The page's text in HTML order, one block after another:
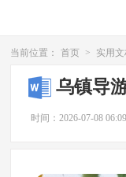
当前位置： 首页 > 实用文
乌镇导
时间：2026-07-08